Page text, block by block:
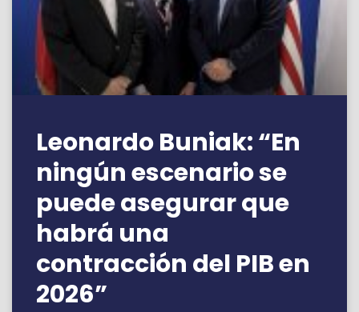
Leonardo Buniak: “En
ningún escenario se
puede asegurar que
habrá una
contracción del PIB en
2026”